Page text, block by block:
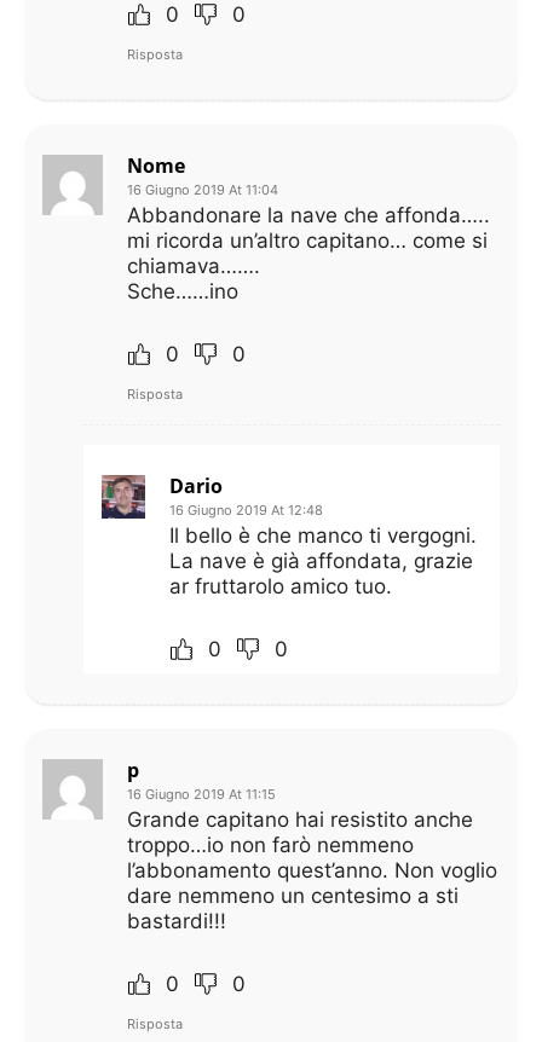
0 0
Risposta
Nome
16 Giugno 2019 At 11:04
Abbandonare la nave che affonda…..
mi ricorda un’altro capitano… come si
chiamava…….
Sche……ino
0 0
Risposta
Dario
16 Giugno 2019 At 12:48
Il bello è che manco ti vergogni.
La nave è già affondata, grazie
ar fruttarolo amico tuo.
0 0
p
16 Giugno 2019 At 11:15
Grande capitano hai resistito anche
troppo…io non farò nemmeno
l’abbonamento quest’anno. Non voglio
dare nemmeno un centesimo a sti
bastardi!!!
0 0
Risposta